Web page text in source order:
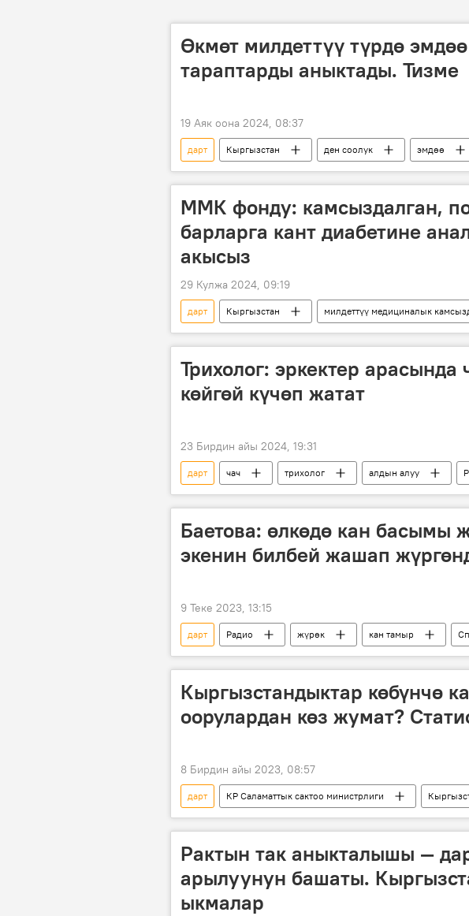
Өкмөт милдеттүү түрдө
тараптарды аныктады. Тизме
19 Аяк оона 2024, 08:37
дарт Кыргызстан ден соолук эмдөө
КР Саламаттык сактоо министрлиги
алдын алуу
ММК фонду: камсыздалган,
барларга кант диабетине
акысыз
29 Кулжа 2024, 09:19
дарт Кыргызстан милдеттүү медициналык
аныктоо
Трихолог: эркектер арасында
көйгөй күчөп жатат
23 Бирдин айы 2024, 19:31
дарт чач трихолог алдын алуу
Баетова: өлкөдө кан басымы
экенин билбей жашап
9 Теке 2023, 13:15
дарт Радио жүрөк кан тамыр
Кыргызстан
Гүлмира Баетова
Кыргызстандыктар көбүнчө
оорулардан көз жумат?
8 Бирдин айы 2023, 08:57
дарт КР Саламаттык сактоо министрлиги
калк
Рактын так аныкталышы —
арылуунун башаты.
ыкмалар